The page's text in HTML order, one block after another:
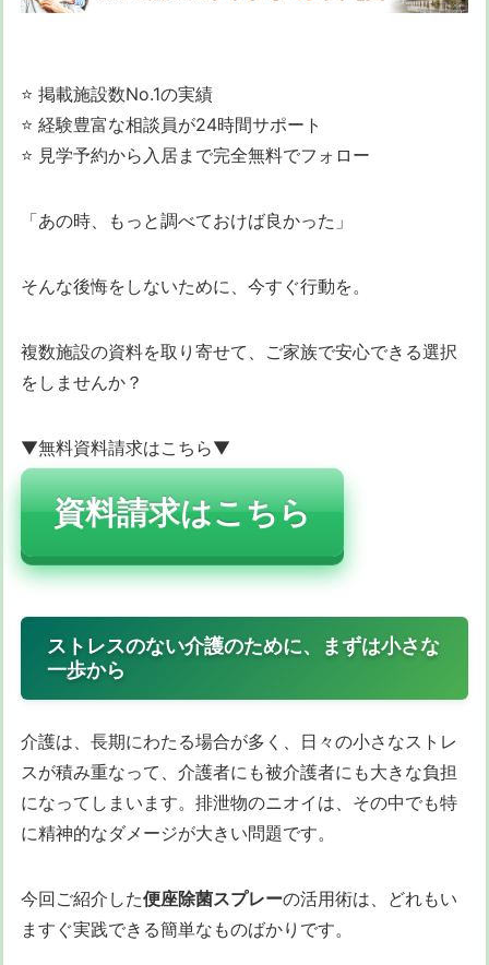
⭐ 掲載施設数No.1の実績
⭐ 経験豊富な相談員が24時間サポート
⭐ 見学予約から入居まで完全無料でフォロー
「あの時、もっと調べておけば良かった」
そんな後悔をしないために、今すぐ行動を。
複数施設の資料を取り寄せて、ご家族で安心できる選択
をしませんか？
▼無料資料請求はこちら▼
資料請求はこちら
ストレスのない介護のために、まずは小さな
一歩から
介護は、長期にわたる場合が多く、日々の小さなストレ
スが積み重なって、介護者にも被介護者にも大きな負担
になってしまいます。排泄物のニオイは、その中でも特
に精神的なダメージが大きい問題です。
今回ご紹介した便座除菌スプレーの活用術は、どれもい
ますぐ実践できる簡単なものばかりです。